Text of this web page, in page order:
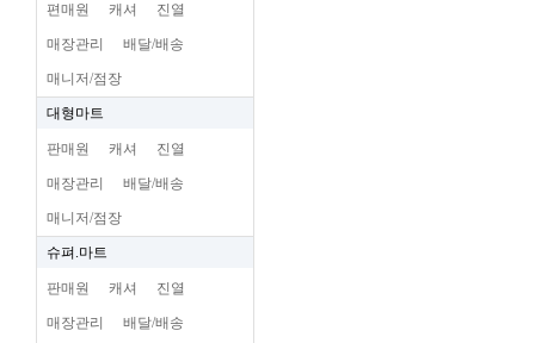
편매원 캐셔 진열
매장관리 배달/배송
매니저/점장
대형마트
판매원 캐셔 진열
매장관리 배달/배송
매니저/점장
슈펴.마트
판매원 캐셔 진열
매장관리 배달/배송